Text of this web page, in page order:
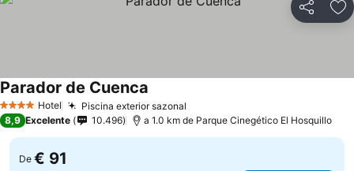
Partilhar
4 EstrelasHotel Piscina exterior sazonal
Parador de Cuenca
8,9 Excelente 10.496 a 1.0 km de Parque Cinegético El Hosquillo
De € 91